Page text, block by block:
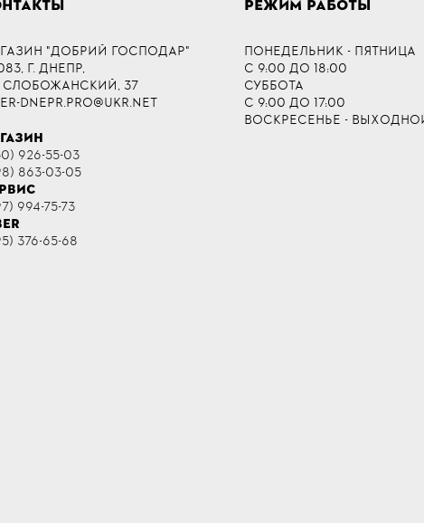
"ДОБРИЙ ГОСПОДАР"
Г. ДНЕПР,
СЛОБОЖАНСКИЙ, 37
DNEPR.PRO@UKR.NET
926-55-03
863-03-05
994-75-73
376-65-68
РЕЖИМ РАБОТЫ
ПОНЕДЕЛЬНИК - ПЯТНИЦА
С 9:00 ДО 18:00
СУББОТА
С 9:00 ДО 17:00
ВОСКРЕСЕНЬЕ -